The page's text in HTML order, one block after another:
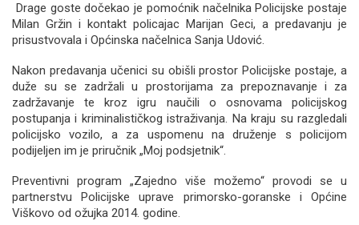
Drage goste dočekao je pomoćnik načelnika Policijske postaje
Milan Gržin i kontakt policajac Marijan Geci, a predavanju je
prisustvovala i Općinska načelnica Sanja Udović.
Nakon predavanja učenici su obišli prostor Policijske postaje, a
duže su se zadržali u prostorijama za prepoznavanje i za
zadržavanje te kroz igru naučili o osnovama policijskog
postupanja i kriminalističkog istraživanja. Na kraju su razgledali
policijsko vozilo, a za uspomenu na druženje s policijom
podijeljen im je priručnik „Moj podsjetnik“.
Preventivni program „Zajedno više možemo“ provodi se u
partnerstvu Policijske uprave primorsko-goranske i Općine
Viškovo od ožujka 2014. godine.